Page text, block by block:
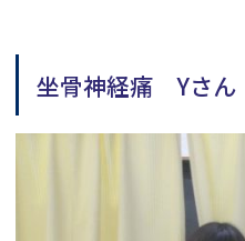
坐骨神経痛 Yさん